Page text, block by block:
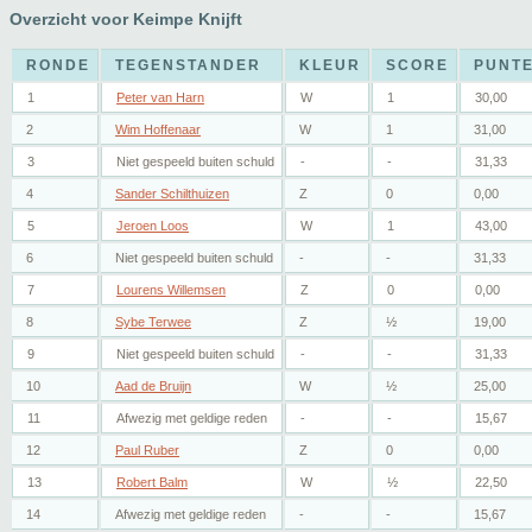
Overzicht voor Keimpe Knijft
RONDE TEGENSTANDER KLEUR SCORE
1 Peter van Harn W 1 30,00
2 Wim Hoffenaar W 1 31,00
3 Niet gespeeld buiten schuld - - 31,33
4 Sander Schilthuizen Z 0 0,00
5 Jeroen Loos W 1 43,00
6 Niet gespeeld buiten schuld - - 31,33
7 Lourens Willemsen Z 0 0,00
8 Sybe Terwee Z ½ 19,00
9 Niet gespeeld buiten schuld - - 31,33
10 Aad de Bruijn W ½ 25,00
11 Afwezig met geldige reden - - 15,67
12 Paul Ruber Z 0 0,00
13 Robert Balm W ½ 22,50
14 Afwezig met geldige reden - - 15,67